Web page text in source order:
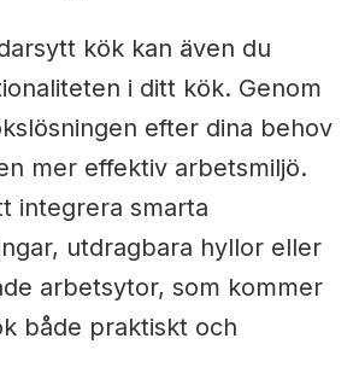
kök kan även du
i ditt kök. Genom
efter dina behov
mer effektiv arbetsmiljö.
integrera smarta
utdragbara hyllor eller
arbetsytor, som kommer
både praktiskt och